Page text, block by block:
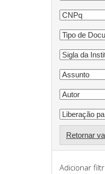
Retornar
Adicionar